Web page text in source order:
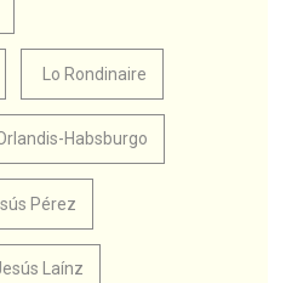
Lo Rondinaire
Habsburgo
Pérez
Laínz